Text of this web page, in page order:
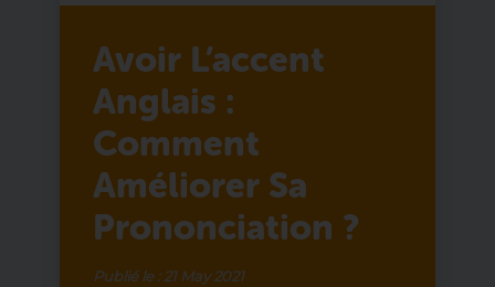
Avoir L’accent
Anglais :
Comment
Améliorer Sa
Prononciation ?
Publié le :21 May 2021